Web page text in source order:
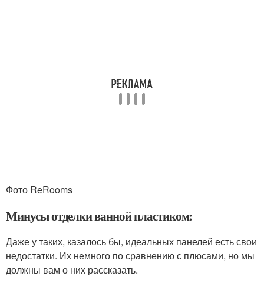
Фото ReRooms
Минусы отделки ванной пластиком:
Даже у таких, казалось бы, идеальных панелей есть свои
недостатки. Их немного по сравнению с плюсами, но мы
должны вам о них рассказать.